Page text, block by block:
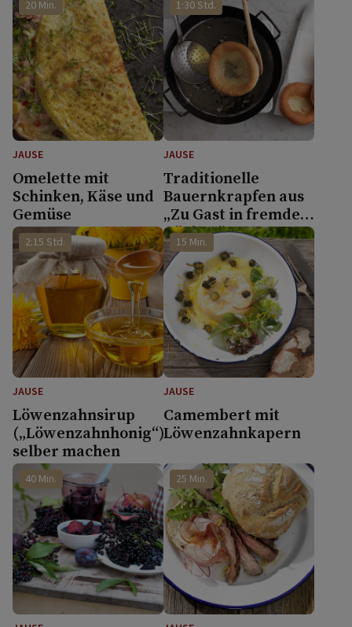
20 Min.
JAUSE
Omelette mit
Schinken, Käse und
Gemüse
1:30 Std.
JAUSE
Traditionelle
Bauernkrapfen aus
„Zu Gast in fremden
Küchen“
2:15 Std.
JAUSE
Löwenzahnsirup
(„Löwenzahnhonig“)
selber machen
15 Min.
JAUSE
Camembert mit
Löwenzahnkapern
40 Min. 25 Min.